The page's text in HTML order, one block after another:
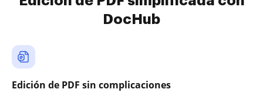
DocHub
Edición de PDF sin complicaciones